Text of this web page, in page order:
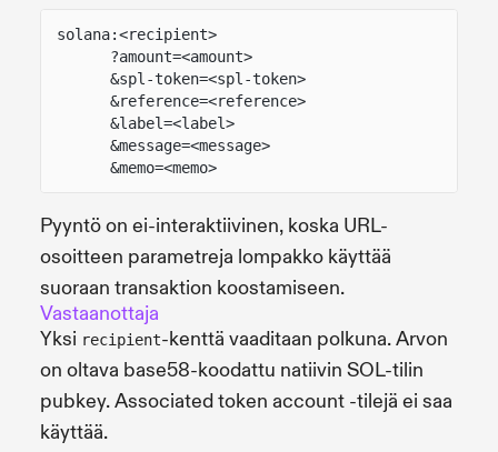
solana:<recipient>
?amount=<amount>
&spl-token=<spl-token>
&reference=<reference>
&label=<label>
&message=<message>
&memo=<memo>
Pyyntö on ei-interaktiivinen, koska URL-
osoitteen parametreja lompakko käyttää
suoraan transaktion koostamiseen.
Vastaanottaja
Yksi recipient-kenttä vaaditaan polkuna. Arvon
on oltava base58-koodattu natiivin SOL-tilin
pubkey. Associated token account -tilejä ei saa
käyttää.